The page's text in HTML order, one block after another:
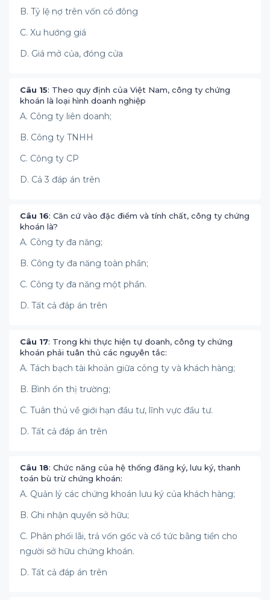
B. Tỷ lệ nợ trên vốn cổ đông
C. Xu hướng giá
D. Giá mở của, đóng cửa
Câu 15: Theo quy định của Việt Nam, công ty chứng
khoán là loại hình doanh nghiệp
A. Công ty liên doanh;
B. Công ty TNHH
C. Công ty CP
D. Cả 3 đáp án trên
Câu 16: Căn cứ vào đặc điểm và tính chất, công ty chứng
khoán là?
A. Công ty đa năng;
B. Công ty đa năng toàn phần;
C. Công ty đa năng một phần.
D. Tất cả đáp án trên
Câu 17: Trong khi thực hiện tự doanh, công ty chứng
khoán phải tuân thủ các nguyên tắc:
A. Tách bạch tài khoản giữa công ty và khách hàng;
B. Bình ổn thị trường;
C. Tuân thủ về giới hạn đầu tư, lĩnh vực đầu tư.
D. Tất cả đáp án trên
Câu 18: Chức năng của hệ thống đăng ký, lưu ký, thanh
toán bù trừ chứng khoán:
A. Quản lý các chứng khoán lưu ký của khách hàng;
B. Ghi nhận quyền sở hữu;
C. Phân phối lãi, trả vốn gốc và cổ tức bằng tiền cho
người sở hữu chứng khoán.
D. Tất cả đáp án trên